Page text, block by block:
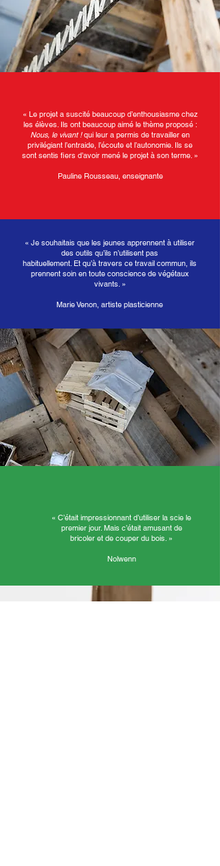
« Le projet a suscité beaucoup d’enthousiasme chez
les élèves. Ils ont beaucoup aimé le thème proposé :
Nous, le vivant !qui leur a permis de travailler en
privilégiant l’entraide, l’écoute et l’autonomie. Ils se
sont sentis fiers d’avoir mené le projet à son terme. »
Pauline Rousseau, enseignante
« Je souhaitais que les jeunes apprennent à utiliser
des outils qu’ils n’utilisent pas
habituellement. Et qu’à travers ce travail commun, ils
prennent soin en toute conscience de végétaux
vivants. »
Marie Venon, artiste plasticienne
« C’était impressionnant d’utiliser la scie le
premier jour. Mais c’était amusant de
bricoler et de couper du bois. »
Nolwenn